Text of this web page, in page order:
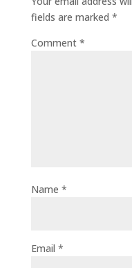
fields are marked *
Comment *
Name *
Email *